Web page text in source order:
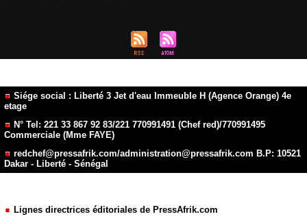
Siége social : Liberté 3 Jet d'eau Immeuble H (Agence Orange) 4e
etage
N° Tel: 221 33 867 92 83/221 770991491 (Chef red)/770991495
Commerciale (Mme FAYE)
redchef@pressafrik.com/administration@pressafrik.com B.P: 10521
Dakar - Liberté - Sénégal
Lignes directrices éditoriales de PressAfrik.com